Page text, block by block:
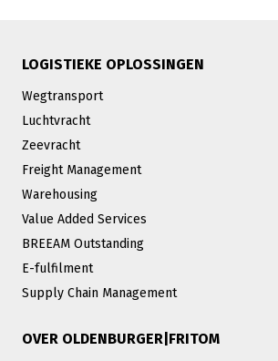
LOGISTIEKE OPLOSSINGEN
Wegtransport
Luchtvracht
Zeevracht
Freight Management
Warehousing
Value Added Services
BREEAM Outstanding
E-fulfilment
Supply Chain Management
OVER OLDENBURGER|FRITOM